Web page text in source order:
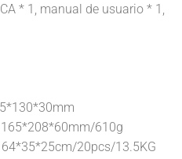
* 1, manual de usuario * 1,
165*208*60mm/610g
64*35*25cm/20pcs/13.5KG